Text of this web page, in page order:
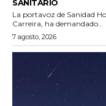
SANITARIO
La portavoz de Sanidad
Carreira, ha demandado...
7 agosto, 2026